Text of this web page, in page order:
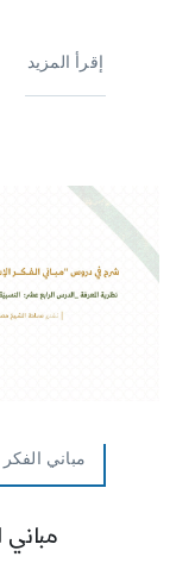
إقرأ المزيد
مباني
مباني